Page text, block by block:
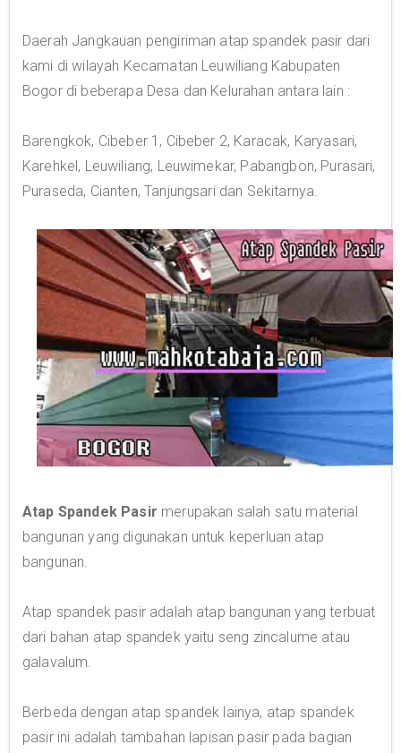
Daerah Jangkauan pengiriman atap spandek pasir dari
kami di wilayah Kecamatan Leuwiliang Kabupaten
Bogor di beberapa Desa dan Kelurahan antara lain :
Barengkok, Cibeber 1, Cibeber 2, Karacak, Karyasari,
Karehkel, Leuwiliang, Leuwimekar, Pabangbon, Purasari,
Puraseda, Cianten, Tanjungsari dan Sekitarnya.
Atap Spandek Pasir merupakan salah satu material
bangunan yang digunakan untuk keperluan atap
bangunan.
Atap spandek pasir adalah atap bangunan yang terbuat
dari bahan atap spandek yaitu seng zincalume atau
galavalum.
Berbeda dengan atap spandek lainya, atap spandek
pasir ini adalah tambahan lapisan pasir pada bagian